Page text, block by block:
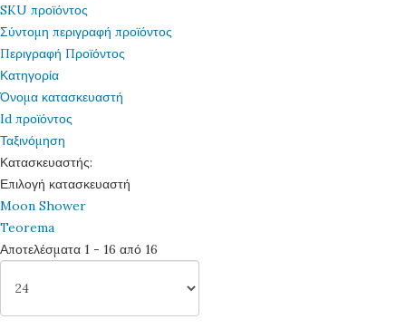
SKU προϊόντος
Σύντομη περιγραφή προϊόντος
Περιγραφή Προϊόντος
Κατηγορία
Όνομα κατασκευαστή
Id προϊόντος
Ταξινόμηση
Κατασκευαστής:
Επιλογή κατασκευαστή
Moon Shower
Teorema
Αποτελέσματα 1 - 16 από 16